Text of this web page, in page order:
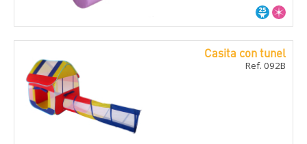
Casita con tunel
Ref. 092B